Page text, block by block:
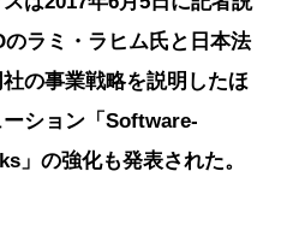
ラミ・ラヒム氏と日本法
の事業戦略を説明したほ
ション「Software-
」の強化も発表された。